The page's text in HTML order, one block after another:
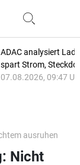
ADAC analysiert
spart Strom,
07.08.2026, 09:47
ausruhen
Nicht